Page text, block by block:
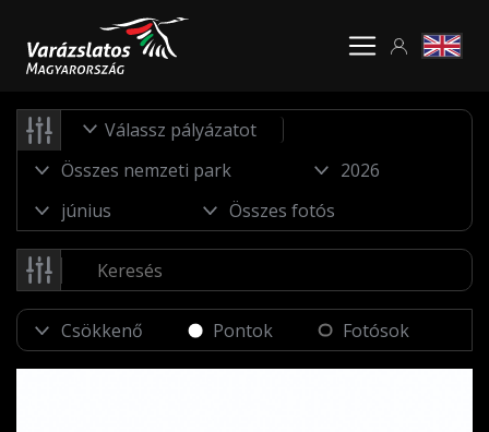
Válassz pályázatot
Pontok Fotósok